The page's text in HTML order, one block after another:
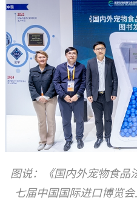
图说：
《国内外宠物食
七届中国国际进口博览